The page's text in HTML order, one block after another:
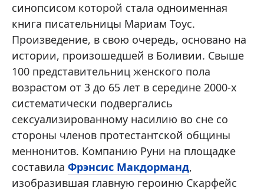
синопсисом которой стала одноименная
книга писательницы Мариам Тоус.
Произведение, в свою очередь, основано на
истории, произошедшей в Боливии. Свыше
100 представительниц женского пола
возрастом от 3 до 65 лет в середине 2000-х
систематически подвергались
сексуализированному насилию во сне со
стороны членов протестантской общины
меннонитов. Компанию Руни на площадке
составила Фрэнсис Макдорманд,
изобразившая главную героиню Скарфейс